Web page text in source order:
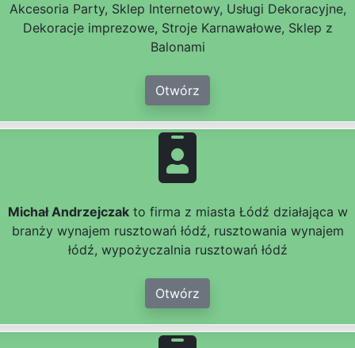
Akcesoria Party, Sklep Internetowy, Usługi Dekoracyjne,
Dekoracje imprezowe, Stroje Karnawałowe, Sklep z
Balonami
Otwórz
Michał Andrzejczakto firma z miasta Łódź działająca w
branży wynajem rusztowań łódź, rusztowania wynajem
łódź, wypożyczalnia rusztowań łódź
Otwórz